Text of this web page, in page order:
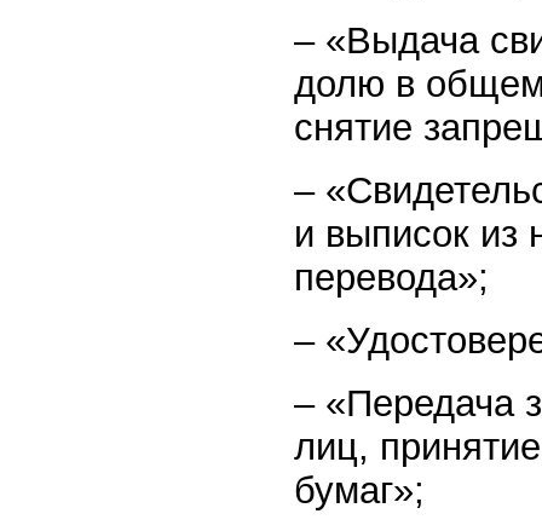
– «Выдача
долю в
снятие
–
и выписок из
перевода»;
–
– «Передача
лиц,
бумаг»;